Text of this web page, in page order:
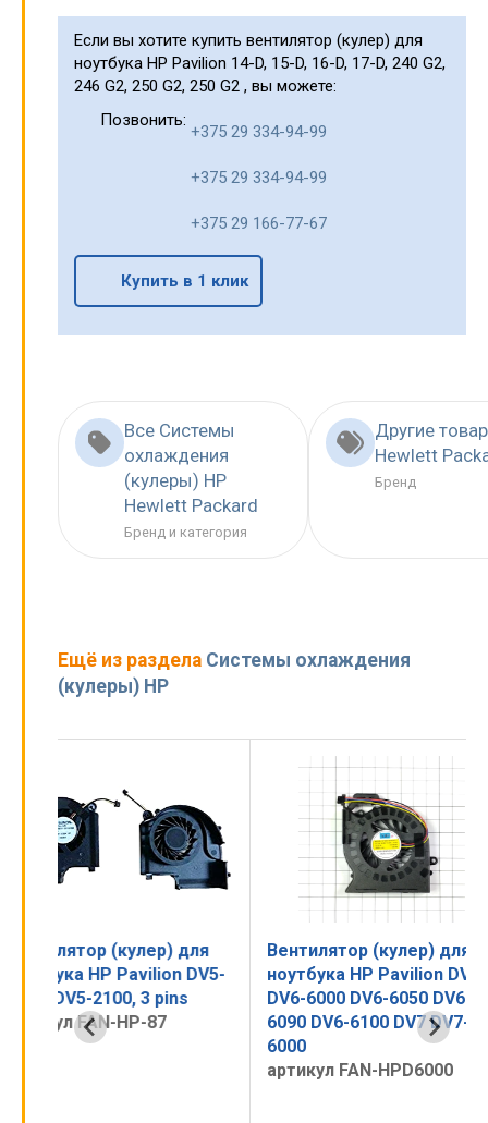
Если вы хотите купить вентилятор (кулер) для
ноутбука HP Pavilion 14-D, 15-D, 16-D, 17-D, 240 G2,
246 G2, 250 G2, 250 G2 , вы можете:
Позвонить:
+375 29 334-94-99
+375 29 334-94-99
+375 29 166-77-67
Купить в 1 клик
Все Системы
охлаждения
(кулеры) HP
Hewlett Packard
Бренд и категория
Другие
Hewlett
Бренд
Ещё из раздела Системы охлаждения
(кулеры) HP
Вентилятор (кулер) для
ноутбука HP Pavilion DV6
DV6-6000 DV6-6050 DV6-
6090 DV6-6100 DV7 DV7-
6000
артикул FAN-HPD6000
Вентилятор
ноутбука HP
2000, DV6-2100,
DV6T-2100
артикул FAN-